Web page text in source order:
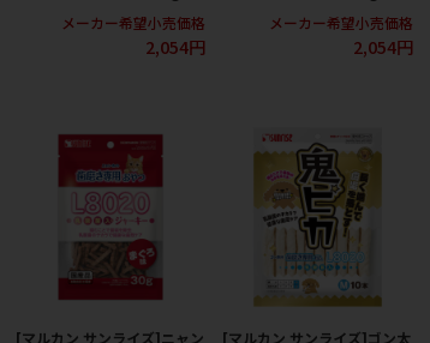
メーカー希望小売価格
2,054円
メーカー希望小売価格
2,054円
[マルカン サンライズ]ニャン [マルカン サンライズ]ゴン太